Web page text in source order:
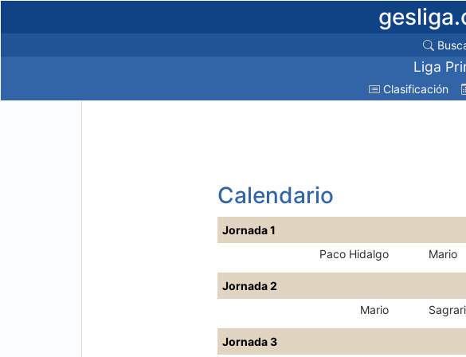
Liga
Clasificación
Calendario
Jornada 1
Paco Hidalgo
Mario
Jornada 2
Mario
Jornada 3